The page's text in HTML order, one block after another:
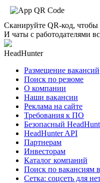
Сканируйте QR-код, чтобы
И чаты с работодателями
HeadHunter
Размещение вакансий
Поиск по резюме
О компании
Наши вакансии
Реклама на сайте
Требования к ПО
Безопасный
HeadHunter API
Партнерам
Инвесторам
Каталог компаний
Поиск по вакансиям
Сетка: соцсеть для